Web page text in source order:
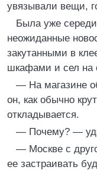
увязывали вещи,
Была уже
неожиданные
закутанными в
шкафами и сел на
— На магазине
он, как обычно
откладывается.
— Почему? —
— Москве с
ее застраивать